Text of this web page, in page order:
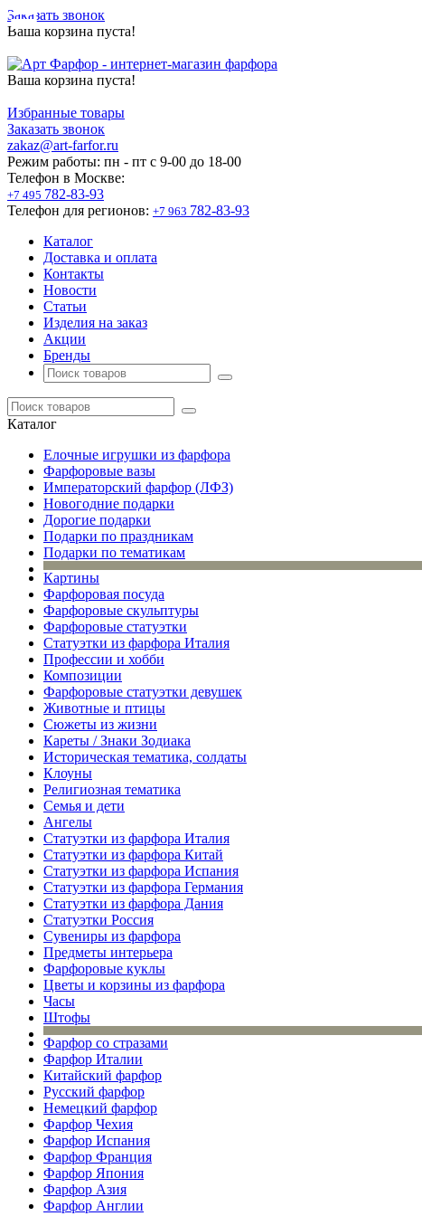
Заказать звонок
Ваша корзина пуста!
Ваша корзина пуста!
Избранные товары
Заказать звонок
zakaz@art-farfor.ru
Режим работы: пн - пт c 9-00 до 18-00
Телефон в Москве:
+7 495 782-83-93
Телефон для регионов: +7 963 782-83-93
Каталог
Доставка и оплата
Контакты
Новости
Статьи
Изделия на заказ
Акции
Бренды
Каталог
Елочные игрушки из фарфора
Фарфоровые вазы
Императорский фарфор (ЛФЗ)
Новогодние подарки
Дорогие подарки
Подарки по праздникам
Подарки по тематикам
Картины
Фарфоровая посуда
Фарфоровые скульптуры
Фарфоровые статуэтки
Статуэтки из фарфора Италия
Профессии и хобби
Композиции
Фарфоровые статуэтки девушек
Животные и птицы
Сюжеты из жизни
Кареты / Знаки Зодиака
Историческая тематика, солдаты
Клоуны
Религиозная тематика
Семья и дети
Ангелы
Статуэтки из фарфора Италия
Статуэтки из фарфора Китай
Статуэтки из фарфора Испания
Статуэтки из фарфора Германия
Статуэтки из фарфора Дания
Статуэтки Россия
Сувениры из фарфора
Предметы интерьера
Фарфоровые куклы
Цветы и корзины из фарфора
Часы
Штофы
Фарфор со стразами
Фарфор Италии
Китайский фарфор
Русский фарфор
Немецкий фарфор
Фарфор Чехия
Фарфор Испания
Фарфор Франция
Фарфор Япония
Фарфор Азия
Фарфор Англии